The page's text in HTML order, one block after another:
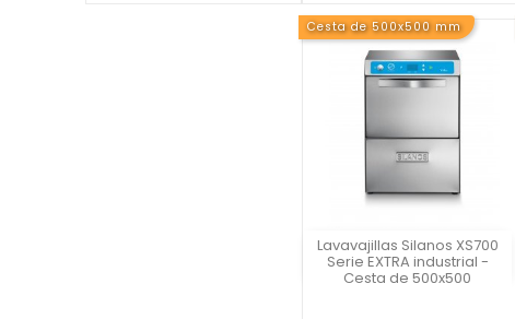
Cesta de 500x500 mm
Lavavajillas Silanos XS700
Serie EXTRA industrial -
Cesta de 500x500

Vista rápida